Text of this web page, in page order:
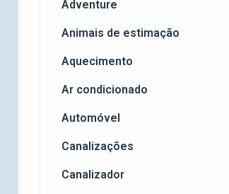
Adventure
Animais de estimação
Aquecimento
Ar condicionado
Automóvel
Canalizações
Canalizador